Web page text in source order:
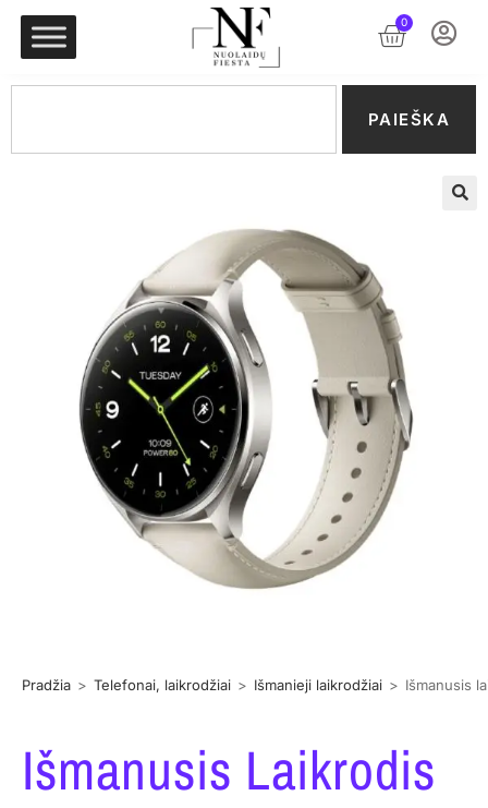
0
PAIEŠKA
Pradžia > Telefonai, laikrodžiai > Išmanieji laikrodžiai > Išmanusis
Išmanusis Laikrodis